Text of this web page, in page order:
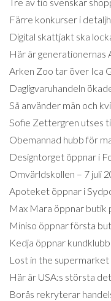
Färre konkurser i
Digital skattjakt ska
Här är generationernas
Arken Zoo tar över Ica
Dagligvaruhandeln
Så använder män och
Sofie Zettergren utses
Obemannad hubb för
Designtorget öppnar i
Omvärldskollen – 7 juli
Apoteket öppnar i
Max Mara öppnar butik
Miniso öppnar första
Kedja öppnar
Lost in the supermarket
Här är USA:s största
Borås rekryterar